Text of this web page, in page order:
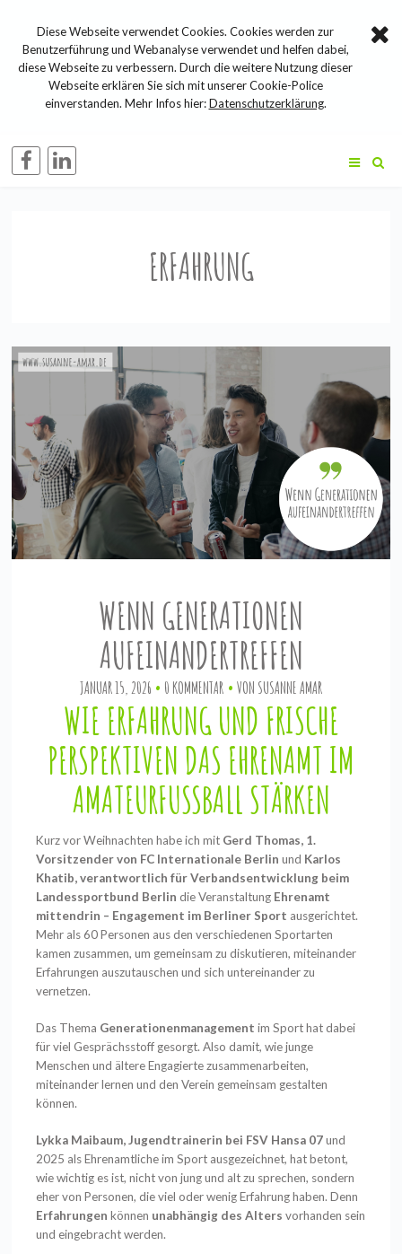
ERFAHRUNG
WENN GENERATIONEN
AUFEINANDERTREFFEN
JANUAR 15, 2026 0 KOMMENTAR VON SUSANNE AMAR
WIE ERFAHRUNG UND FRISCHE
PERSPEKTIVEN DAS EHRENAMT IM
AMATEURFUSSBALL STÄRKEN
Kurz vor Weihnachten habe ich mit Gerd Thomas, 1.
Vorsitzender von FC Internationale Berlin und Karlos
Khatib, verantwortlich für Verbandsentwicklung beim
Landessportbund Berlin die Veranstaltung Ehrenamt
mittendrin – Engagement im Berliner Sport ausgerichtet.
Mehr als 60 Personen aus den verschiedenen Sportarten
kamen zusammen, um gemeinsam zu diskutieren, miteinander
Erfahrungen auszutauschen und sich untereinander zu
vernetzen.
Das Thema Generationenmanagement im Sport hat dabei
für viel Gesprächsstoff gesorgt. Also damit, wie junge
Menschen und ältere Engagierte zusammenarbeiten,
miteinander lernen und den Verein gemeinsam gestalten
können.
Lykka Maibaum, Jugendtrainerin bei FSV Hansa 07und
2025 als Ehrenamtliche im Sport ausgezeichnet, hat betont,
wie wichtig es ist, nicht von jung und alt zu sprechen, sondern
eher von Personen, die viel oder wenig Erfahrung haben. Denn
Erfahrungen können unabhängig des Alters vorhanden sein
und eingebracht werden.
Diese Webseite verwendet Cookies. Cookies werden zur
Benutzerführung und Webanalyse verwendet und helfen dabei,
diese Webseite zu verbessern. Durch die weitere Nutzung dieser
Webseite erklären Sie sich mit unserer Cookie-Police
einverstanden. Mehr Infos hier:Datenschutzerklärung.